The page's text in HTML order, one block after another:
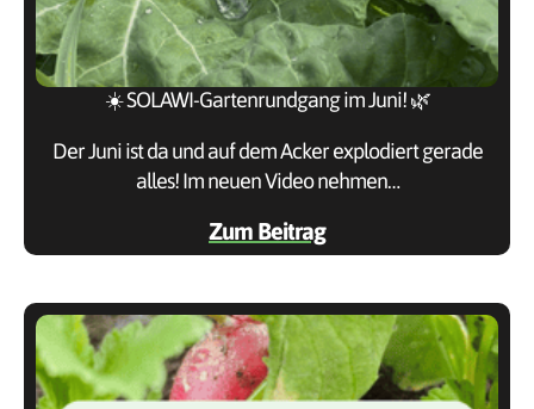
☀️ SOLAWI-Gartenrundgang im Juni! 🌿
Der Juni ist da und auf dem Acker explodiert gerade
alles! Im neuen Video nehmen…
Zum Beitrag